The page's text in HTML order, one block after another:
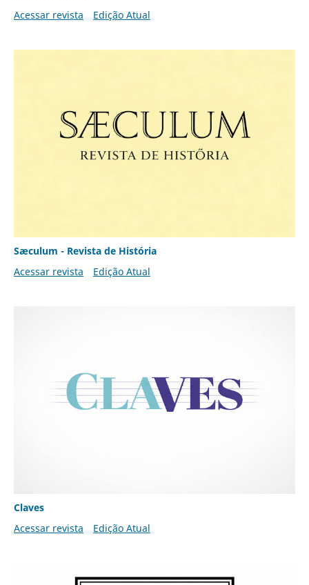
Acessar revista
Edição Atual
Sæculum - Revista de História
Acessar revista
Edição Atual
Claves
Acessar revista
Edição Atual